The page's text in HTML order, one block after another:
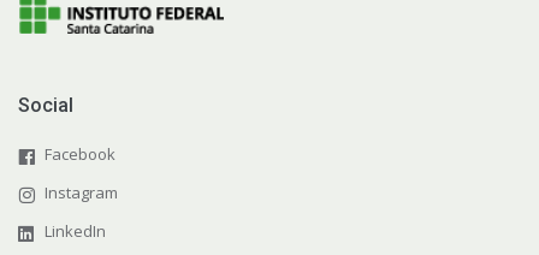
Social
Facebook
Instagram
LinkedIn